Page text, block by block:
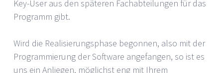
Key-User aus den späteren Fachabteilungen für das
Programm gibt.
Wird die Realisierungsphase begonnen, also mit der
Programmierung der Software angefangen, so ist es
uns ein Anliegen, möglichst eng mit Ihrem